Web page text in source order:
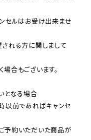
セルはお受け出来ませ
れる方に関しまして
合もございます。
となる場合
以前であればキャンセ
予約いただいた商品が